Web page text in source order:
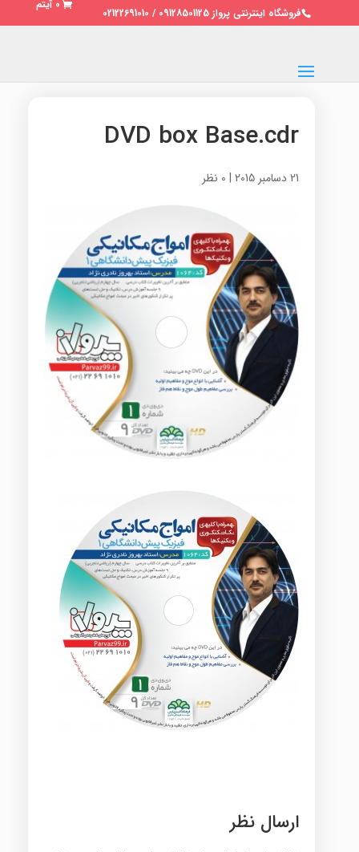
فروشگاه اینترنتی پرواز 09128501125 / 02122691010
0 آیتم
DVD box Base.cdr
21 دسامبر 2015 | 0 نظر
ارسال نظر